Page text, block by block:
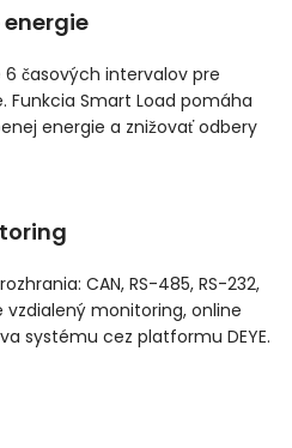
časových intervalov pre
Funkcia Smart Load pomáha
energie a znižovať odbery
CAN, RS-485, RS-232,
vzdialený monitoring, online
systému cez platformu DEYE.